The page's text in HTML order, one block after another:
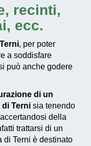
recinti,
ecc.
, per poter
a soddisfare
può anche godere
di un
Terni sia tenendo
della
trattarsi di un
di Terni è destinato